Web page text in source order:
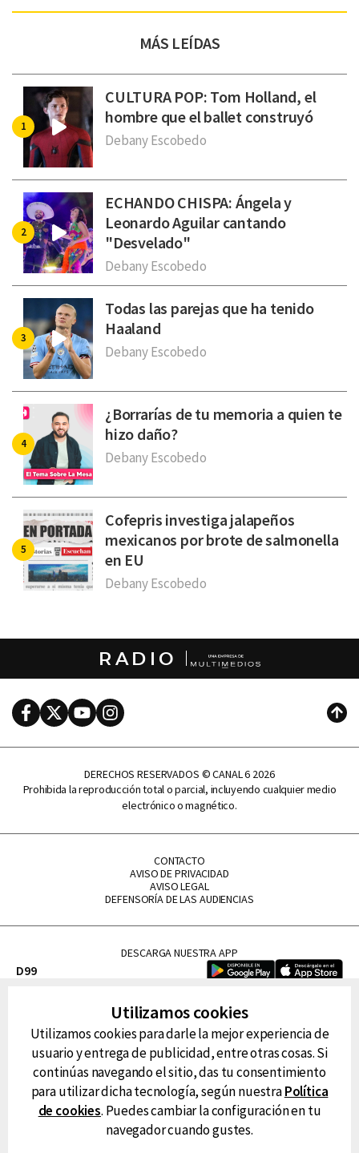
MÁS LEÍDAS
CULTURA POP: Tom Holland, el
hombre que el ballet construyó
Debany Escobedo
ECHANDO CHISPA: Ángela y
Leonardo Aguilar cantando
"Desvelado"
Debany Escobedo
Todas las parejas que ha tenido
Haaland
Debany Escobedo
¿Borrarías de tu memoria a quien te
hizo daño?
Debany Escobedo
Cofepris investiga jalapeños
mexicanos por brote de salmonella
en EU
Debany Escobedo
RADIO
FacebookTwitterYoutubeInstagram
DERECHOS RESERVADOS © CANAL 6 2026
Prohibida la reproducción total o parcial, incluyendo cualquier medio
electrónico o magnético.
CONTACTO
AVISO DE PRIVACIDAD
AVISO LEGAL
DEFENSORÍA DE LAS AUDIENCIAS
DESCARGA NUESTRA APP
D99
FM Tu
RG Deportiva
Classic FM
Utilizamos cookies
Utilizamos cookies para darle la mejor experiencia de
usuario y entrega de publicidad, entre otras cosas. Si
continúas navegando el sitio, das tu consentimiento
para utilizar dicha tecnología, según nuestraPolítica
de cookies. Puedes cambiar la configuración en tu
navegador cuando gustes.